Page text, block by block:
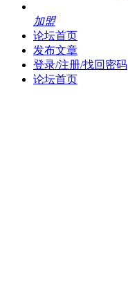
加盟
论坛首页
发布文章
登录/注册/找回密码
论坛首页